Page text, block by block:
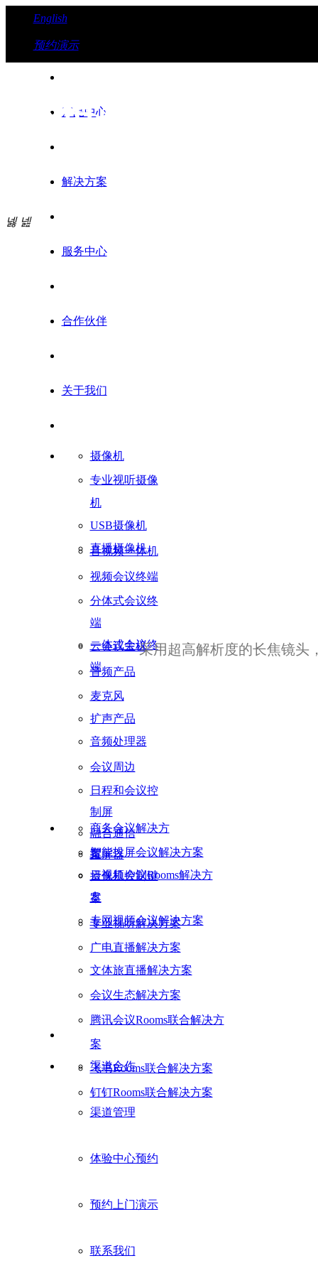
English
预约演示
产品中心
解决方案
服务中心
合作伙伴
关于我们
摄像机
专业视听摄像
机
USB摄像机
直播摄像机
音视频一体机
视频会议终端
分体式会议终
端
一体式会议终
端
云会议主机
音频产品
麦克风
扩声产品
音频处理器
会议周边
日程和会议控
制屏
融合通信
投屏器
摄像机控制键
盘
商务会议解决方
案
智能投屏会议解决方案
云视频会议Rooms解决方
案
专网视频会议解决方案
专业视听解决方案
广电直播解决方案
文体旅直播解决方案
会议生态解决方案
腾讯会议Rooms联合解决方
案
飞书Rooms联合解决方案
钉钉Rooms联合解决方案
渠道合作
渠道管理
体验中心预约
预约上门演示
联系我们
4K箱式变焦摄像
JX2612
넳 넲
采用超高解析度的长焦镜头